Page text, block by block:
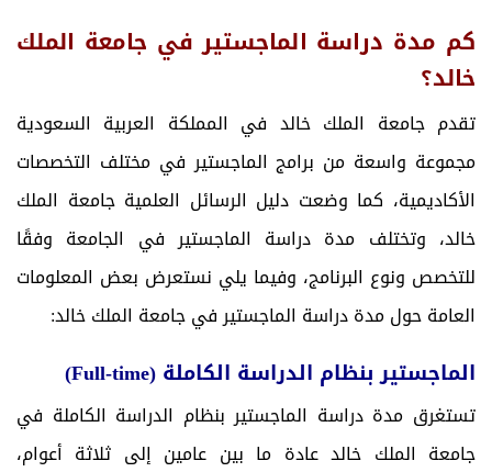
كم مدة دراسة الماجستير في جامعة الملك
خالد؟
تقدم جامعة الملك خالد في المملكة العربية السعودية
مجموعة واسعة من برامج الماجستير في مختلف التخصصات
الأكاديمية، كما وضعت دليل الرسائل العلمية جامعة الملك
خالد، وتختلف مدة دراسة الماجستير في الجامعة وفقًا
للتخصص ونوع البرنامج، وفيما يلي نستعرض بعض المعلومات
العامة حول مدة دراسة الماجستير في جامعة الملك خالد:
الماجستير بنظام الدراسة الكاملة (Full-time
)
تستغرق مدة دراسة الماجستير بنظام الدراسة الكاملة في
جامعة الملك خالد عادة ما بين عامين إلى ثلاثة أعوام،